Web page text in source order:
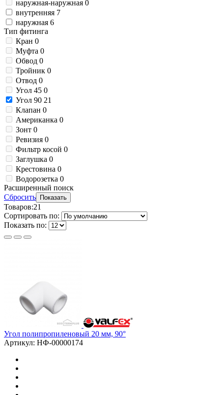
наружная-наружная 0
внутренняя 7
наружная 6
Тип фитинга
Кран 0
Муфта 0
Обвод 0
Тройник 0
Отвод 0
Угол 45 0
Угол 90 21
Клапан 0
Американка 0
Зонт 0
Ревизия 0
Фильтр косой 0
Заглушка 0
Крестовина 0
Водорозетка 0
Расширенный поиск
Сбросить Показать
Товаров:21
Сортировать по:
Показать по:
Угол полипропиленовый 20 мм, 90°
Артикул: НФ-00000174